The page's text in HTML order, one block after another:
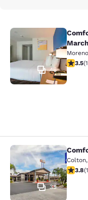
Comfort Inn
46
3.5(
Comfort Inn
35
Colton,
3.8(